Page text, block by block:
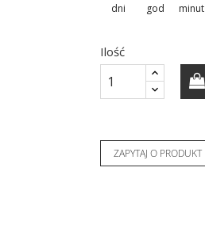
dni god minut
Ilość
ZAPYTAJ O PRODUKT